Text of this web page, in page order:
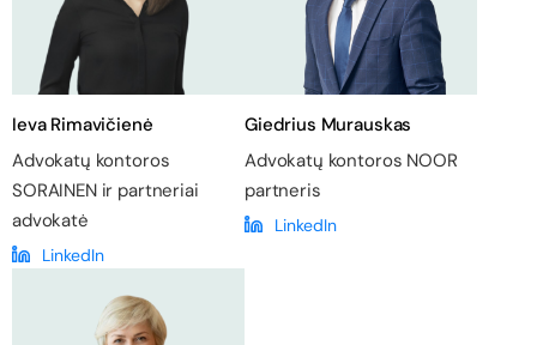
Ieva Rimavičienė
Advokatų kontoros
SORAINEN ir partneriai
advokatė
LinkedIn
Giedrius Murauskas
Advokatų kontoros NOOR
partneris
LinkedIn